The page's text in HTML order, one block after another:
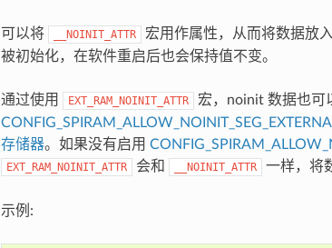
可以将 __NOINIT_ATTR 宏用作属性，从而将数据放入
被初始化，在软件重启后也会保持值不变。
通过使用 EXT_RAM_NOINIT_ATTR
宏，noinit 数据也可
存储器。如果没有启用
EXT_RAM_NOINIT_ATTR 会和 __NOINIT_ATTR 一样，将
示例: